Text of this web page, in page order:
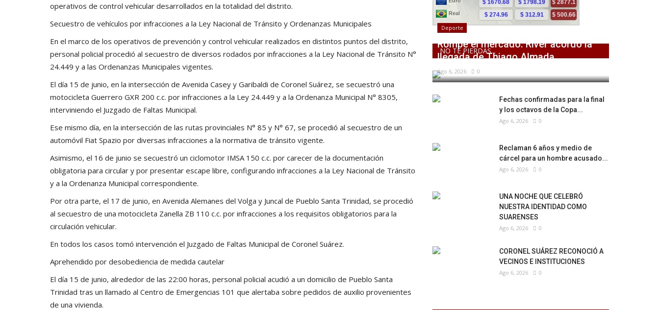
operativos de control vehicular desarrollados en la totalidad del distrito.
Secuestro de vehículos por infracciones a la Ley Nacional de Tránsito y Ordenanzas Municipales
En el marco de los operativos de prevención y control vehicular realizados en distintos puntos del distrito,
personal policial procedió al secuestro de diversos rodados por infracciones a la Ley Nacional de Tránsito N°
24.449 y a las Ordenanzas Municipales vigentes.
El día 15 de junio, en la intersección de Avenida Casey y Garibaldi de Coronel Suárez, se secuestró una
motocicleta Guerrero GXR 200 c.c. por infracciones a la Ley 24.449 y a la Ordenanza Municipal N° 8305,
interviniendo el Juzgado de Faltas Municipal.
Ese mismo día, en la intersección de las rutas provinciales N° 85 y N° 67, se procedió al secuestro de un
automóvil Fiat Spazio por diversas infracciones a la normativa de tránsito vigente.
Asimismo, el 16 de junio se secuestró un ciclomotor IMSA 150 c.c. por carecer de la documentación
obligatoria para circular y por presentar escape libre, configurando infracciones a la Ley Nacional de Tránsito
y a la Ordenanza Municipal correspondiente.
Por otra parte, el 17 de junio, en Avenida Alemanes del Volga y Juncal de Pueblo Santa Trinidad, se procedió
al secuestro de una motocicleta Zanella ZB 110 c.c. por infracciones a los requisitos obligatorios para la
circulación vehicular.
En todos los casos tomó intervención el Juzgado de Faltas Municipal de Coronel Suárez.
Aprehendido por desobediencia de medida cautelar
El día 15 de junio, alrededor de las 22:00 horas, personal policial acudió a un domicilio de Pueblo Santa
Trinidad tras un llamado al Centro de Emergencias 101 que alertaba sobre pedidos de auxilio provenientes
de una vivienda.
NO TE PIERDAS...
Deporte
Rompe el mercado: River acordó la
llegada de Thiago Almada
Ago 6, 2026 0
Fechas confirmadas para la final
y los octavos de la Copa...
Ago 6, 2026 0
Reclaman 6 años y medio de
cárcel para un hombre acusado...
Ago 6, 2026 0
UNA NOCHE QUE CELEBRÓ
NUESTRA IDENTIDAD COMO
SUARENSES
Ago 6, 2026 0
CORONEL SUÁREZ RECONOCIÓ A
VECINOS E INSTITUCIONES
Ago 6, 2026 0